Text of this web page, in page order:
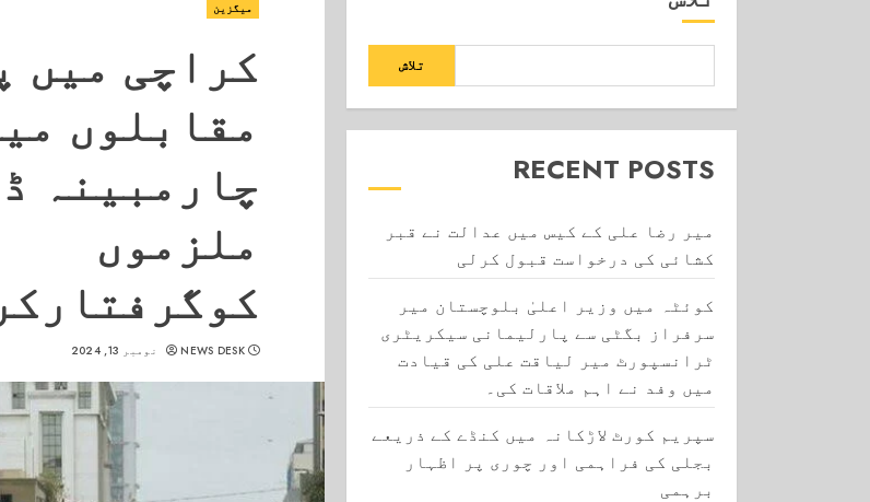
میگزین
کراچی میں
مقابلوں
چارمبینہ
ملزموں
NEWS DESK نومبر 13, 2024
تلاش
RECENT POSTS
میر رضا علی کے کیس میں عدالت نے قبر
کشائی کی درخواست قبول کرلی
کوئٹہ میں وزیر اعلیٰ بلوچستان میر
سرفراز بگٹی سے پارلیمانی سیکریٹری
ٹرانسپورٹ میر لیاقت علی کی قیادت
میں وفد نے اہم ملاقات کی۔
سپریم کورٹ لاڑکانہ میں کنڈے کے ذریعے
بجلی کی فراہمی اور چوری پر اظہار
برہمی